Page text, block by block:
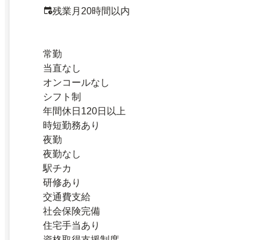
残業月20時間以内
常勤
当直なし
オンコールなし
シフト制
年間休日120日以上
時短勤務あり
夜勤
夜勤なし
駅チカ
研修あり
交通費支給
社会保険完備
住宅手当あり